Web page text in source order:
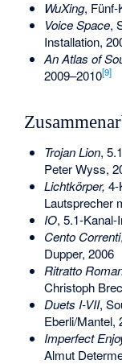
WuXing, Fünf-
Voice Space,
Installation,
An Atlas of
2009–2010[9]
Trojan Lion,
Peter Wyss,
Lichtkörper, 4-
Lautsprecher
IO, 5.1-Kanal-
Cento Correnti
Dupper, 2006
Ritratto
Christoph
Duets I-VII,
Eberli/Mantel,
Imperfect
Almut